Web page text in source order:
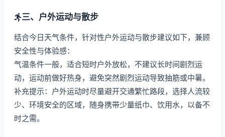
三、户外运动与散步
结合今日天气条件，针对性户外运动与散步建议如下，兼顾
安全性与体验感：
气温条件一般，适合短时户外放松，不建议长时间剧烈运
动，运动前做好热身，避免突然剧烈运动导致抽筋或中暑。
补充提示：户外运动时尽量避开交通繁忙路段，选择人流较
少、环境安全的区域，随身携带少量纸巾、饮用水，以备不
时之需。